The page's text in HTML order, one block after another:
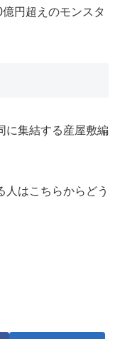
円超えのモンスタ
に集結する産屋敷編
人はこちらからどう